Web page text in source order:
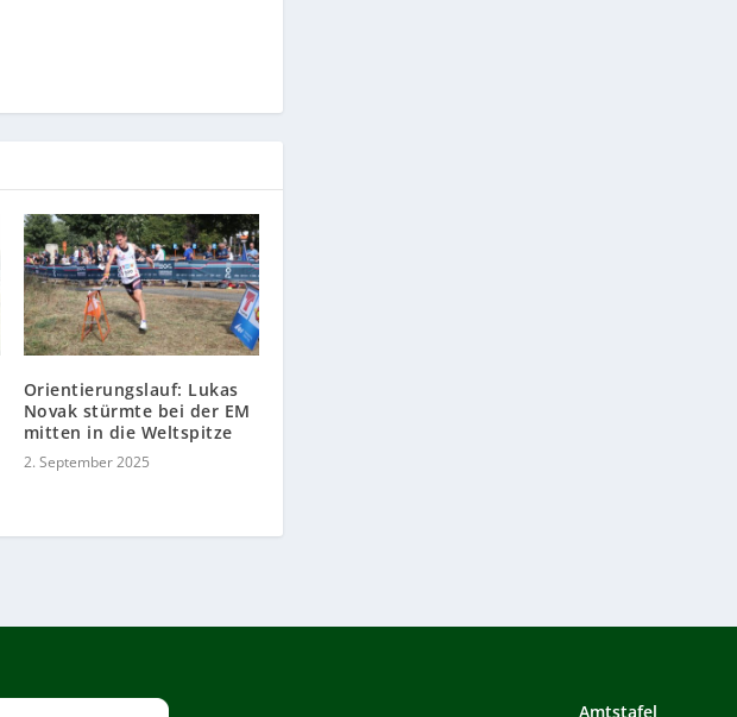
Orientierungslauf: Lukas
Novak stürmte bei der EM
mitten in die Weltspitze
2. September 2025
Amtstafel